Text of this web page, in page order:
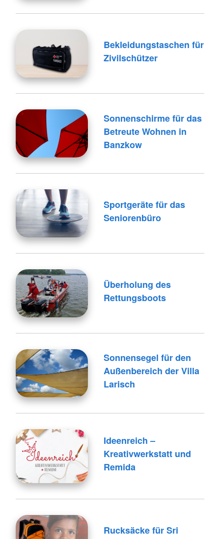
Bekleidungstaschen für
Zivilschützer
Sonnenschirme für das
Betreute Wohnen in
Banzkow
Sportgeräte für das
Seniorenbüro
Überholung des
Rettungsboots
Sonnensegel für den
Außenbereich der Villa
Larisch
Ideenreich –
Kreativwerkstatt und
Remida
Rucksäcke für Sri